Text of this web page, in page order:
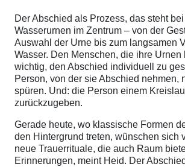
Der Abschied als Prozess, das steht
Wasserurnen im Zentrum – von der
Auswahl der Urne bis zum langsamen
Wasser. Den Menschen, die ihre Urnen
wichtig, den Abschied individuell zu
Person, von der sie Abschied nehmen,
spüren. Und: die Person einem
zurückzugeben.
Gerade heute, wo klassische Formen
den Hintergrund treten, wünschen sich
neue Trauerrituale, die auch Raum
Erinnerungen, meint Heid. Der